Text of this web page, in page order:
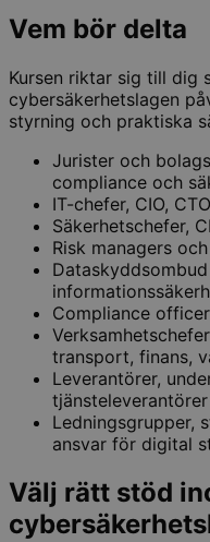
Vem bör delta
Kursen riktar sig till dig
cybersäkerhetslagen
styrning och praktiska
Jurister och
compliance och
IT-chefer, CIO,
Säkerhetschefer,
Risk managers
Compliance
transport, finans,
Leverantörer,
tjänsteleverantörer
Ledningsgrupper,
ansvar för digital
Välj rätt stöd